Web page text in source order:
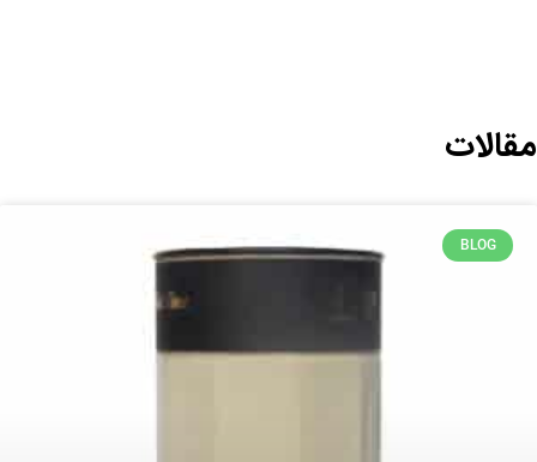
مقالات
BLOG